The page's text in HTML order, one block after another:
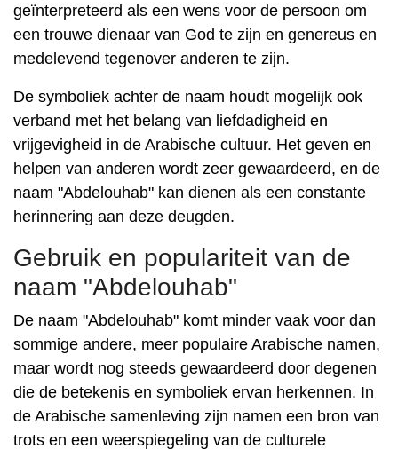
geïnterpreteerd als een wens voor de persoon om
een ​​trouwe dienaar van God te zijn en genereus en
medelevend tegenover anderen te zijn.
De symboliek achter de naam houdt mogelijk ook
verband met het belang van liefdadigheid en
vrijgevigheid in de Arabische cultuur. Het geven en
helpen van anderen wordt zeer gewaardeerd, en de
naam "Abdelouhab" kan dienen als een constante
herinnering aan deze deugden.
Gebruik en populariteit van de
naam "Abdelouhab"
De naam "Abdelouhab" komt minder vaak voor dan
sommige andere, meer populaire Arabische namen,
maar wordt nog steeds gewaardeerd door degenen
die de betekenis en symboliek ervan herkennen. In
de Arabische samenleving zijn namen een bron van
trots en een weerspiegeling van de culturele